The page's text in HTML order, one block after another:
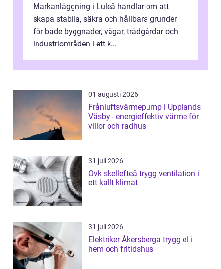
Markanläggning i Luleå handlar om att
skapa stabila, säkra och hållbara grunder
för både byggnader, vägar, trädgårdar och
industriområden i ett k...
01 augusti 2026
Frånluftsvärmepump i Upplands
Väsby - energieffektiv värme för
villor och radhus
31 juli 2026
Ovk skellefteå trygg ventilation i
ett kallt klimat
31 juli 2026
Elektriker Åkersberga trygg el i
hem och fritidshus